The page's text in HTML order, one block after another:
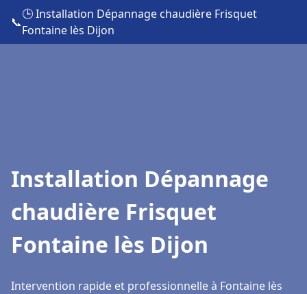
📞
🕒 Installation Dépannage chaudière Frisquet
Fontaine lès Dijon
Installation Dépannage
chaudière Frisquet
Fontaine lès Dijon
Intervention rapide et professionnelle à Fontaine lès